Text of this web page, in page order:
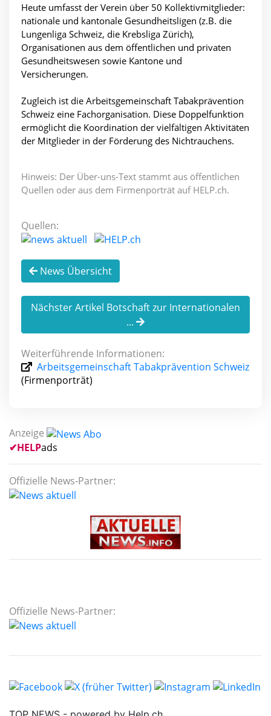
Heute umfasst der Verein über 50 Kollektivmitglieder:
nationale und kantonale Gesundheitsligen (z.B. die
Lungenliga Schweiz, die Krebsliga Zürich),
Organisationen aus dem öffentlichen und privaten
Gesundheitswesen sowie Kantone und
Versicherungen.
Zugleich ist die Arbeitsgemeinschaft Tabakprävention
Schweiz eine Fachorganisation. Diese Doppelfunktion
ermöglicht die Koordination der vielfältigen Aktivitäten
der Mitglieder in der Förderung des Nichtrauchens.
Hinweis: Der Über-uns-Text stammt aus öffentlichen
Quellen oder aus dem Firmenporträt auf HELP.ch.
Quellen:
News Übersicht
Nächster Artikel Botschaft zur Internationalen
...
Weiterführende Informationen:
Arbeitsgemeinschaft Tabakprävention Schweiz
(Firmenporträt)
Anzeige
✔HELPads
Offizielle News-Partner:
Offizielle News-Partner: